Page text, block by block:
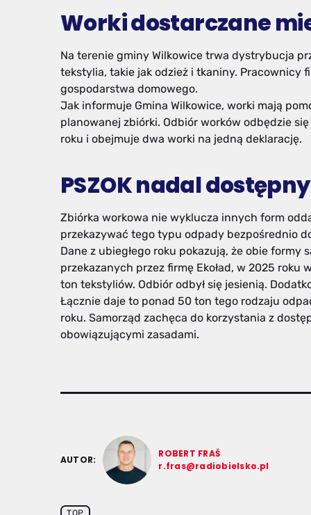
Worki dostarczane
Na terenie gminy Wilkowice trwa dystrybucja
tekstylia, takie jak odzież i tkaniny. Pracownicy
gospodarstwa domowego.
Jak informuje Gmina Wilkowice, worki mają
planowanej zbiórki. Odbiór worków odbędzie
roku i obejmuje dwa worki na jedną deklarację.
PSZOK nadal dostępny
Zbiórka workowa nie wyklucza innych form
przekazywać tego typu odpady bezpośrednio
Dane z ubiegłego roku pokazują, że obie
przekazanych przez firmę Ekoład, w 2025 roku
ton tekstyliów. Odbiór odbył się jesienią.
Łącznie daje to ponad 50 ton tego rodzaju
roku. Samorząd zachęca do korzystania z
obowiązującymi zasadami.
AUTOR:
ROBERT FRAŚ
r.fras@radiobielsko.pl